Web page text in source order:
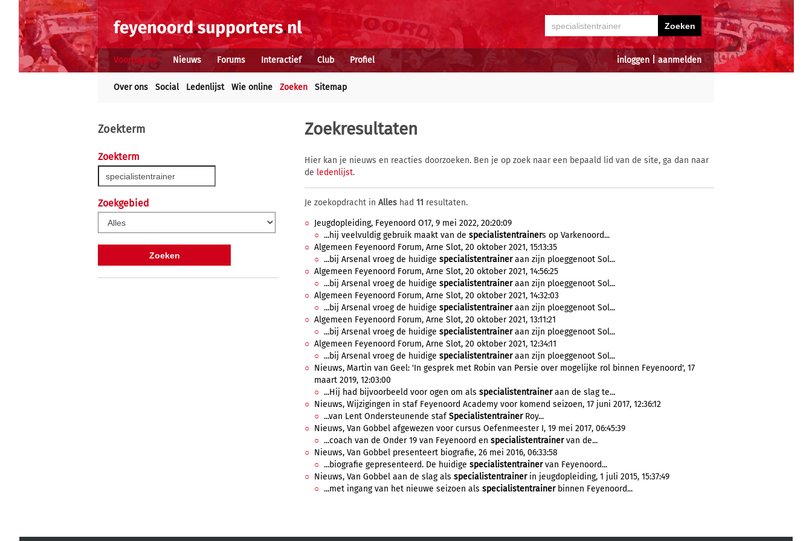
inloggen aanmelden
Voorpagina Nieuws Forums Interactief Club Profiel
Over ons Social Ledenlijst Wie online Zoeken Sitemap
Zoekterm
Zoekterm
Zoekgebied
Zoekresultaten
Hier kan je nieuws en reacties doorzoeken. Ben je op zoek naar een bepaald lid van de site, ga dan naar
de ledenlijst.
Je zoekopdracht in Alles had 11 resultaten.
Jeugdopleiding, Feyenoord O17, 9 mei 2022, 20:20:09
...hij veelvuldig gebruik maakt van de specialistentrainers op Varkenoord...
Algemeen Feyenoord Forum, Arne Slot, 20 oktober 2021, 15:13:35
...bij Arsenal vroeg de huidige specialistentraineraan zijn ploeggenoot Sol...
Algemeen Feyenoord Forum, Arne Slot, 20 oktober 2021, 14:56:25
...bij Arsenal vroeg de huidige specialistentraineraan zijn ploeggenoot Sol...
Algemeen Feyenoord Forum, Arne Slot, 20 oktober 2021, 14:32:03
...bij Arsenal vroeg de huidige specialistentraineraan zijn ploeggenoot Sol...
Algemeen Feyenoord Forum, Arne Slot, 20 oktober 2021, 13:11:21
...bij Arsenal vroeg de huidige specialistentraineraan zijn ploeggenoot Sol...
Algemeen Feyenoord Forum, Arne Slot, 20 oktober 2021, 12:34:11
...bij Arsenal vroeg de huidige specialistentraineraan zijn ploeggenoot Sol...
Nieuws, Martin van Geel: 'In gesprek met Robin van Persie over mogelijke rol binnen Feyenoord', 17
maart 2019, 12:03:00
...Hij had bijvoorbeeld voor ogen om als specialistentraineraan de slag te...
Nieuws, Wijzigingen in staf Feyenoord Academy voor komend seizoen, 17 juni 2017, 12:36:12
...van Lent Ondersteunende stafSpecialistentrainerRoy...
Nieuws, Van Gobbel afgewezen voor cursus Oefenmeester I, 19 mei 2017, 06:45:39
...coach van de Onder 19 van Feyenoord en specialistentrainervan de...
Nieuws, Van Gobbel presenteert biografie, 26 mei 2016, 06:33:58
...biografie gepresenteerd. De huidige specialistentrainervan Feyenoord...
Nieuws, Van Gobbel aan de slag als specialistentrainerin jeugdopleiding, 1 juli 2015, 15:37:49
...met ingang van het nieuwe seizoen als specialistentrainerbinnen Feyenoord...